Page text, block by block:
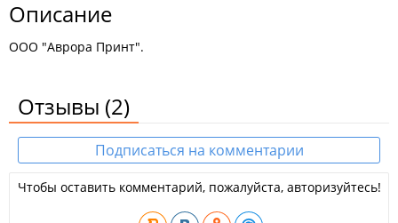
Описание
ООО "Аврора Принт".
Отзывы (2)
Подписаться на комментарии
Чтобы оставить комментарий, пожалуйста, авторизуйтесь!